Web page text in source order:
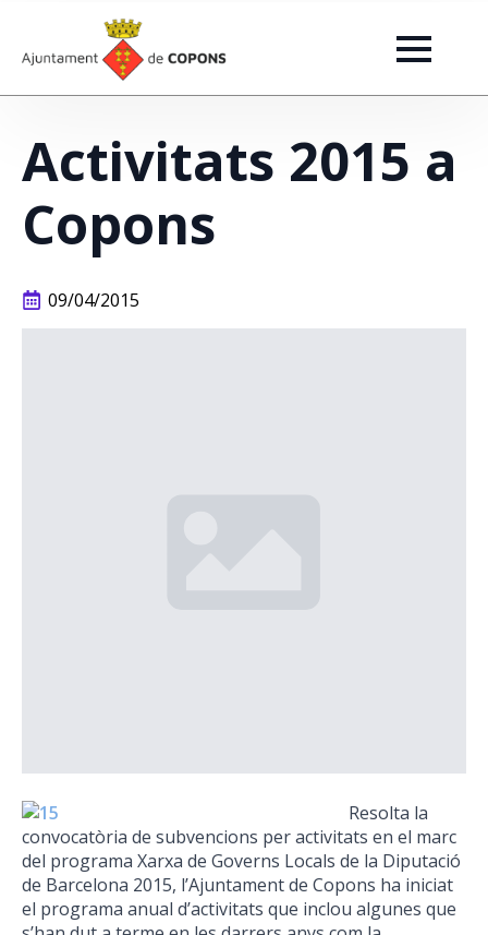
Activitats 2015 a
Copons
09/04/2015
Resolta la
convocatòria de subvencions per activitats en el marc
del programa Xarxa de Governs Locals de la Diputació
de Barcelona 2015, l’Ajuntament de Copons ha iniciat
el programa anual d’activitats que inclou algunes que